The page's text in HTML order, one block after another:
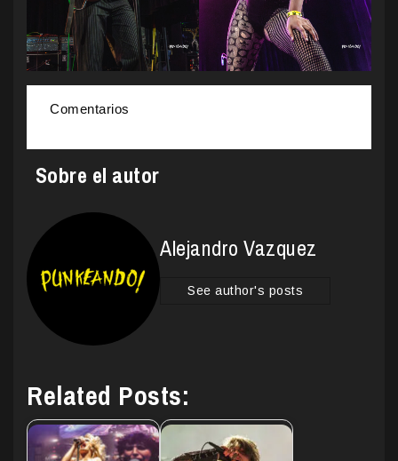
Comentarios
Sobre el autor
Alejandro Vazquez
See author's posts
Related Posts: